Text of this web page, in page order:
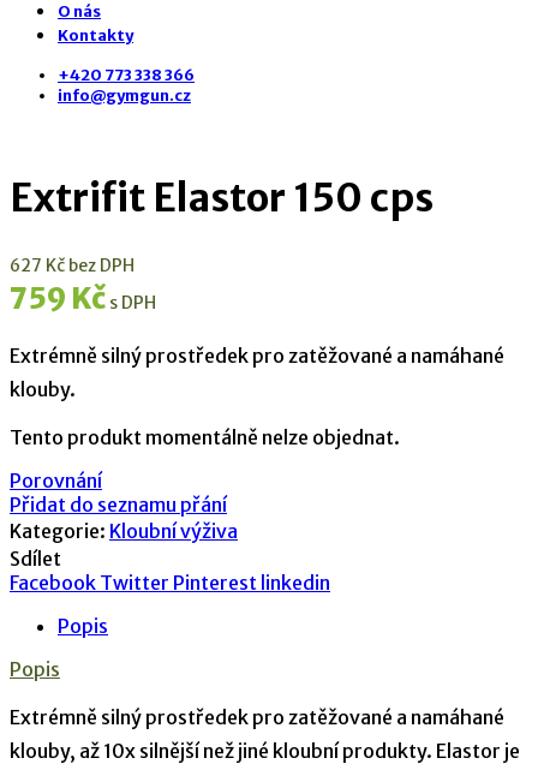
O nás
Kontakty
+420 773 338 366
info@gymgun.cz
Extrifit Elastor 150 cps
627 Kč bez DPH
759 Kč s DPH
Extrémně silný prostředek pro zatěžované a namáhané
klouby.
Tento produkt momentálně nelze objednat.
Porovnání
Přidat do seznamu přání
Kategorie: Kloubní výživa
Sdílet
Facebook Twitter Pinterest linkedin
Popis
Popis
Extrémně silný prostředek pro zatěžované a namáhané
klouby, až 10x silnější než jiné kloubní produkty. Elastor je